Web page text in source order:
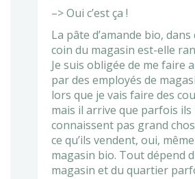
–> Oui c’est ça !
La pâte d’amande bio, dans
coin du magasin est-elle
Je suis obligée de me faire
par des employés de
lors que je vais faire des
mais il arrive que parfois ils
connaissent pas grand
ce qu’ils vendent, oui,
magasin bio. Tout dépend
magasin et du quartier